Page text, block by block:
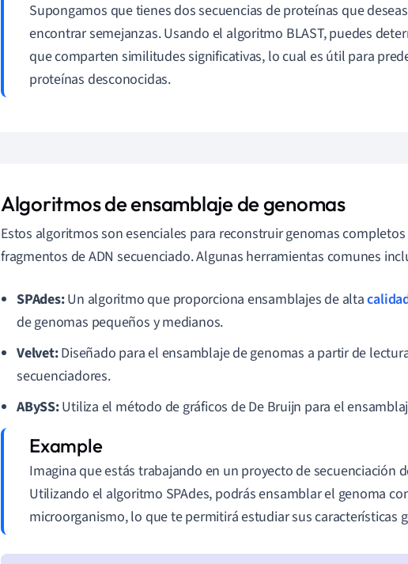
Supongamos que tienes dos secuencias de proteínas que
encontrar semejanzas. Usando el algoritmo BLAST, puedes
que comparten similitudes significativas, lo cual es útil para
proteínas desconocidas.
Algoritmos de ensamblaje de genomas
Estos algoritmos son esenciales para reconstruir genomas
fragmentos de ADN secuenciado. Algunas herramientas comunes
SPAdes:Un algoritmo que proporciona ensamblajes de alta
de genomas pequeños y medianos.
Velvet:Diseñado para el ensamblaje de genomas a partir de
secuenciadores.
ABySS:Utiliza el método de gráficos de De Bruijn para el
Imagina que estás trabajando en un proyecto de secuenciación
Utilizando el algoritmo SPAdes, podrás ensamblar el genoma
microorganismo, lo que te permitirá estudiar sus características